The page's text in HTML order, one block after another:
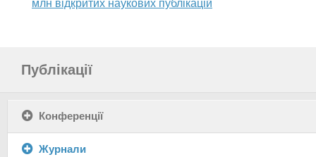
млн відкритих наукових публікацій
Публікації
Конференції
Журнали